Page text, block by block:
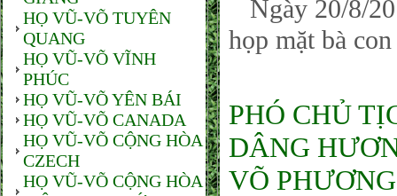
HỌ VŨ-VÕ TUYÊN
QUANG
HỌ VŨ-VÕ VĨNH
PHÚC
HỌ VŨ-VÕ YÊN BÁI
HỌ VŨ-VÕ CANADA
HỌ VŨ-VÕ CỘNG HÒA
CZECH
HỌ VŨ-VÕ CỘNG HÒA
Ngày 20/8/
họp mặt bà
PHÓ CHỦ
DÂNG
VÕ